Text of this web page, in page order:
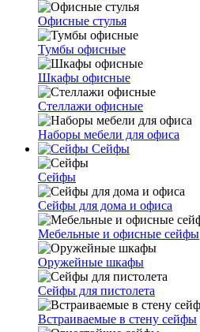
Офисные стулья
Тумбы офисные
Шкафы офисные
Стеллажи офисные
Наборы мебели для офиса
Сейфы
Сейфы
Сейфы для дома и офиса
Мебельные и офисные сейфы
Оружейные шкафы
Сейфы для пистолета
Встраиваемые в стену сейфы